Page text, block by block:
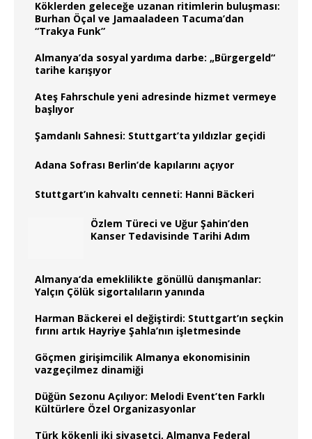
Köklerden geleceğe uzanan ritimlerin buluşması:
Burhan Öçal ve Jamaaladeen Tacuma’dan
“Trakya Funk”
Almanya’da sosyal yardıma darbe: „Bürgergeld“
tarihe karışıyor
Ateş Fahrschule yeni adresinde hizmet vermeye
başlıyor
Şamdanlı Sahnesi: Stuttgart’ta yıldızlar geçidi
Adana Sofrası Berlin’de kapılarını açıyor
Stuttgart’ın kahvaltı cenneti: Hanni Bäckeri
Özlem Türeci ve Uğur Şahin’den
Kanser Tedavisinde Tarihi Adım
Almanya‘da emeklilikte gönüllü danışmanlar:
Yalçın Çölük sigortalıların yanında
Harman Bäckerei el değiştirdi: Stuttgart’ın seçkin
fırını artık Hayriye Şahla’nın işletmesinde
Göçmen girişimcilik Almanya ekonomisinin
vazgeçilmez dinamiği
Düğün Sezonu Açılıyor: Melodi Event’ten Farklı
Kültürlere Özel Organizasyonlar
Türk kökenli iki siyasetçi, Almanya Federal